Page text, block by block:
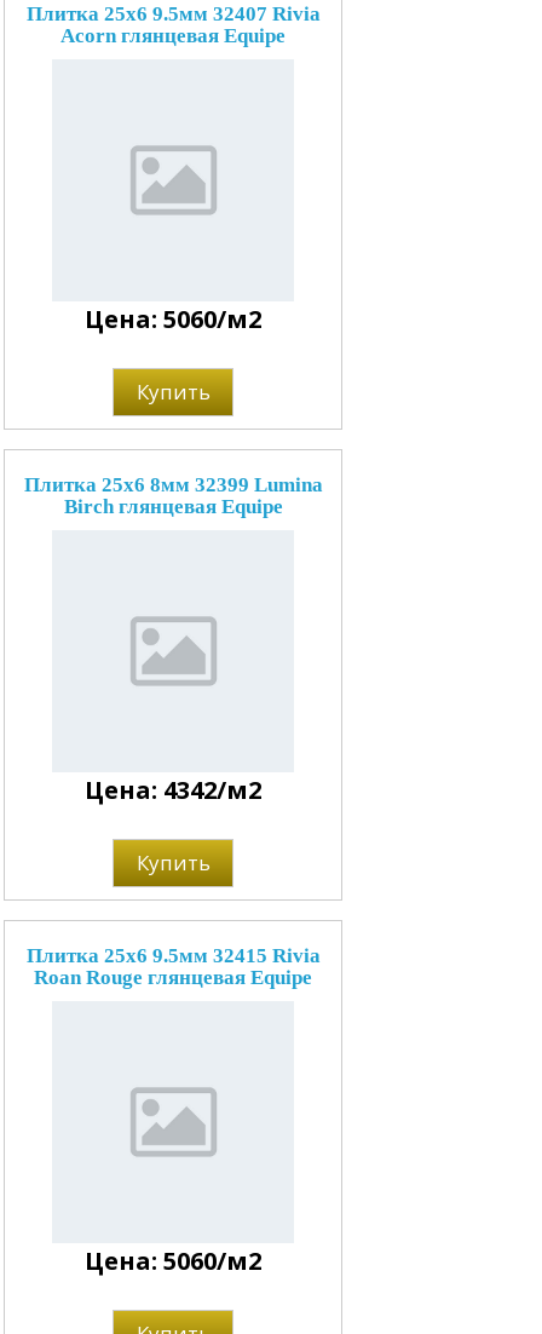
Плитка 25x6 9.5мм 32407 Rivia
Acorn глянцевая Equipe
Цена: 5060/м2
Купить
Плитка 25x6 8мм 32399 Lumina
Birch глянцевая Equipe
Цена: 4342/м2
Купить
Плитка 25x6 9.5мм 32415 Rivia
Roan Rouge глянцевая Equipe
Цена: 5060/м2